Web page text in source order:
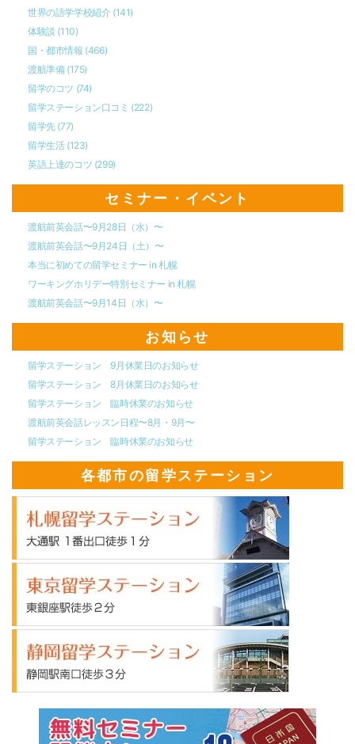
世界の語学学校紹介 (141)
体験談 (110)
国・都市情報 (466)
渡航準備 (175)
留学のコツ (74)
留学ステーション口コミ (222)
留学先 (77)
留学生活 (123)
英語上達のコツ (299)
セミナー・イベント
渡航前英会話〜9月28日（水）〜
渡航前英会話〜9月24日（土）〜
本当に初めての留学セミナー in 札幌
ワーキングホリデー特別セミナー in 札幌
渡航前英会話〜9月14日（水）〜
お知らせ
留学ステーション 9月休業日のお知らせ
留学ステーション 8月休業日のお知らせ
留学ステーション 臨時休業のお知らせ
渡航前英会話レッスン日程〜8月・9月〜
留学ステーション 臨時休業のお知らせ
各都市の留学ステーション